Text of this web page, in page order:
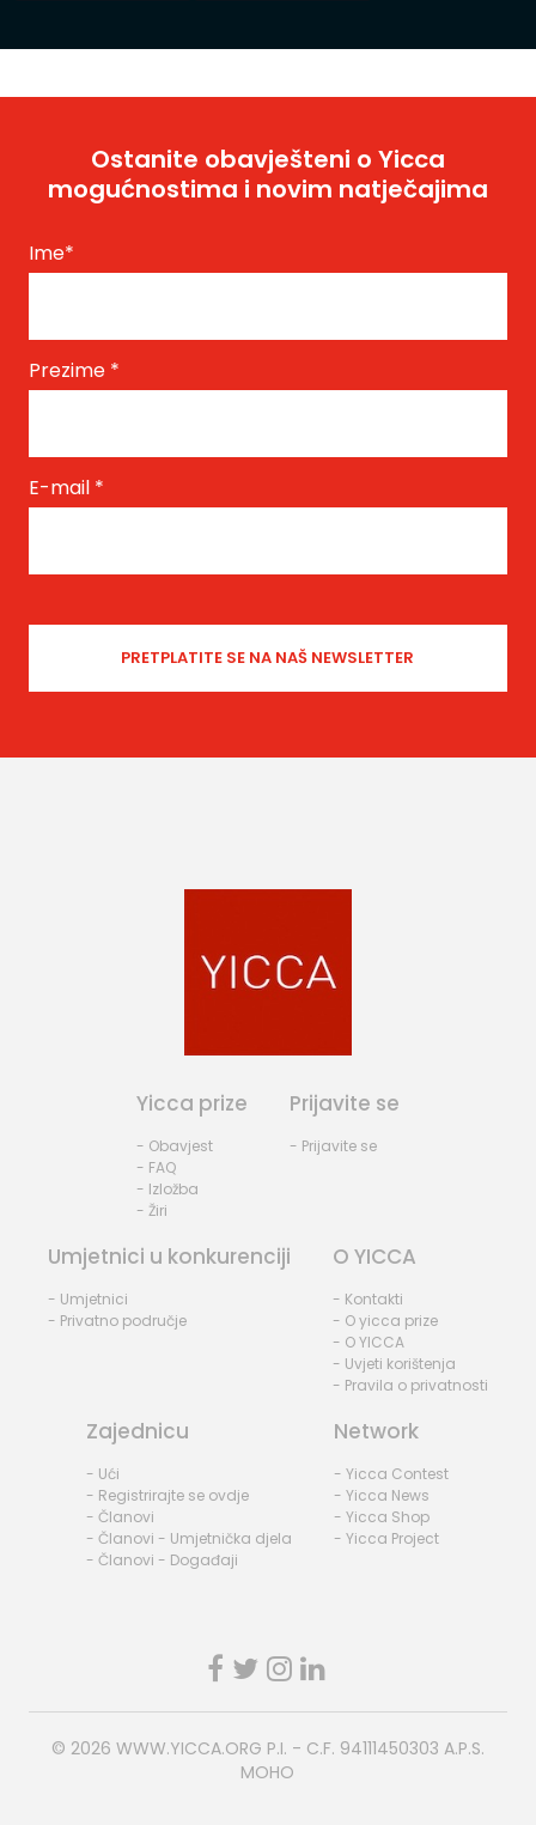
Ostanite obavješteni o Yicca
mogućnostima i novim natječajima
Ime*
Prezime *
E-mail *
Yicca prize
- Obavjest
- FAQ
- Izložba
- Žiri
Prijavite se
- Prijavite se
Umjetnici u konkurenciji
- Umjetnici
- Privatno područje
O YICCA
- Kontakti
- O yicca prize
- O YICCA
- Uvjeti korištenja
- Pravila o privatnosti
Zajednicu
- Ući
- Registrirajte se ovdje
- Članovi
- Članovi - Umjetnička djela
- Članovi - Događaji
Network
- Yicca Contest
- Yicca News
- Yicca Shop
- Yicca Project
© 2026 WWW.YICCA.ORG P.I. - C.F. 94111450303 A.P.S.
MOHO